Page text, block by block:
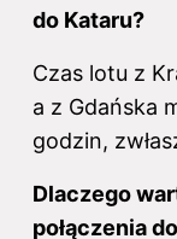
do Kataru?
Czas lotu z
a z Gdańska
godzin,
Dlaczego
połączenia